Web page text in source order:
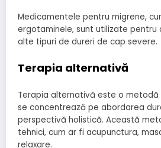
Medicamentele pentru migrene,
ergotaminele, sunt utilizate pentru
alte tipuri de dureri de cap severe.
Terapia alternativă
Terapia alternativă este o
se concentrează pe abordarea
perspectivă holistică. Această
tehnici, cum ar fi acupunctura,
relaxare.